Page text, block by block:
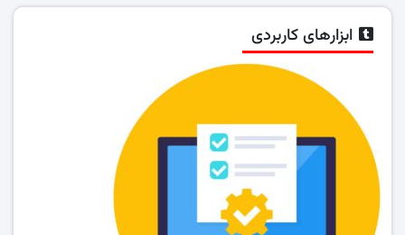
ابزارهای کاربردی